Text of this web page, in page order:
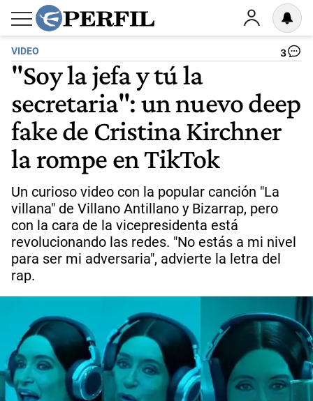
VIDEO 3
"Soy la jefa y tú la
secretaria": un nuevo deep
fake de Cristina Kirchner
la rompe en TikTok
Un curioso video con la popular canción "La
villana" de Villano Antillano y Bizarrap, pero
con la cara de la vicepresidenta está
revolucionando las redes. "No estás a mi nivel
para ser mi adversaria", advierte la letra del
rap.